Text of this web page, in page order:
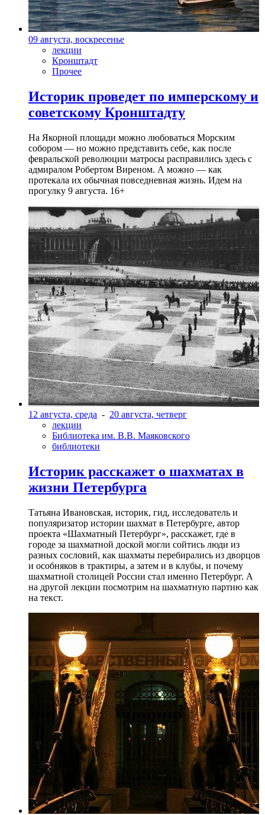
09 августа, воскресенье
лекции
Кронштадт
Прочее
Историк проведет по имперскому и
советскому Кронштадту
На Якорной площади можно любоваться Морским
собором — но можно представить себе, как после
февральской революции матросы расправились здесь с
адмиралом Робертом Виреном. А можно — как
протекала их обычная повседневная жизнь. Идем на
прогулку 9 августа. 16+
12 августа, среда - 20 августа, четверг
лекции
Библиотека им. В.В. Маяковского
библиотеки
Историк расскажет о шахматах в
жизни Петербурга
Татьяна Ивановская, историк, гид, исследователь и
популяризатор истории шахмат в Петербурге, автор
проекта «Шахматный Петербург», расскажет, где в
городе за шахматной доской могли сойтись люди из
разных сословий, как шахматы перебирались из дворцов
и особняков в трактиры, а затем и в клубы, и почему
шахматной столицей России стал именно Петербург. А
на другой лекции посмотрим на шахматную партию как
на текст.